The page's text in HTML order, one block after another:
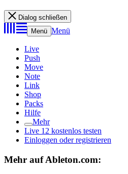
Dialog schließen
Menü Menü
Live
Push
Move
Note
Link
Shop
Packs
Hilfe
Mehr
Live 12 kostenlos testen
Einloggen oder registrieren
Mehr auf Ableton.com: